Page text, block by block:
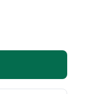
På Kulturnet
så du